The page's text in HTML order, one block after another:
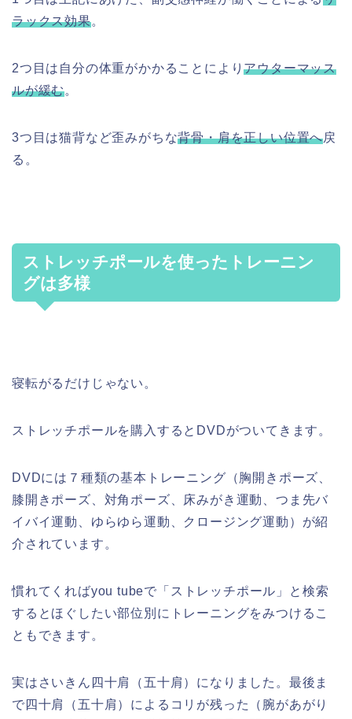
ラックス効果。
2つ目は自分の体重がかかることによりアウターマッス
ルが緩む。
3つ目は猫背など歪みがちな背骨・肩を正しい位置へ戻
る。
ストレッチポールを使ったトレーニン
グは多様
寝転がるだけじゃない。
ストレッチポールを購入するとDVDがついてきます。
DVDには７種類の基本トレーニング（胸開きポーズ、
膝開きポーズ、対角ポーズ、床みがき運動、つま先バ
イバイ運動、ゆらゆら運動、クロージング運動）が紹
介されています。
慣れてくればyou tubeで「ストレッチポール」と検索
するとほぐしたい部位別にトレーニングをみつけるこ
ともできます。
実はさいきん四十肩（五十肩）になりました。最後ま
で四十肩（五十肩）によるコリが残った（腕があがり